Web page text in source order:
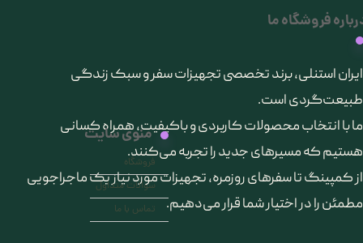
فروشگاه ما
​ایران استنلی، برند تخصصی تجهیزات سفر و سبک زندگی
طبیعت‌گردی است.
ما با انتخاب محصولات کاربردی و باکیفیت، همراه کسانی
هستیم که مسیرهای جدید را تجربه می‌کنند.
از کمپینگ تا سفرهای روزمره، تجهیزات مورد نیاز یک ماجراجویی
مطمئن را در اختیار شما قرار می‌دهیم.
منوی سایت
فروشگاه
سوالات متداول
تماس با ما